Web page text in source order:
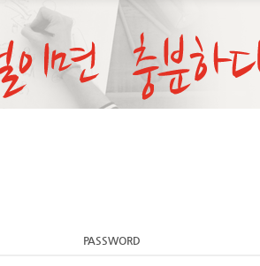
PASSWORD